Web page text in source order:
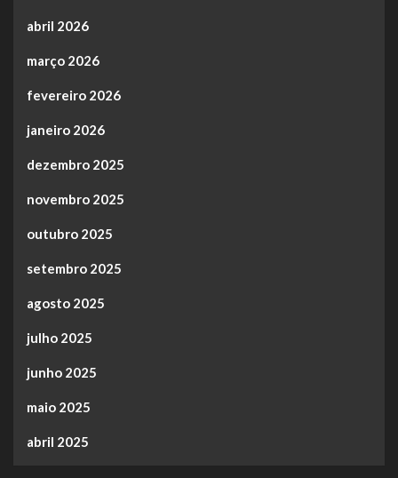
abril 2026
março 2026
fevereiro 2026
janeiro 2026
dezembro 2025
novembro 2025
outubro 2025
setembro 2025
agosto 2025
julho 2025
junho 2025
maio 2025
abril 2025